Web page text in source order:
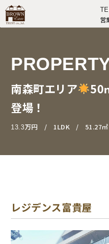
営
南森町エリア
50
登場！
13.3万円 1LDK 51.27㎡
レジデンス富貴屋